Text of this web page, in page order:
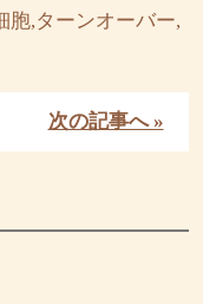
胞,ターンオーバー,
次の記事へ »